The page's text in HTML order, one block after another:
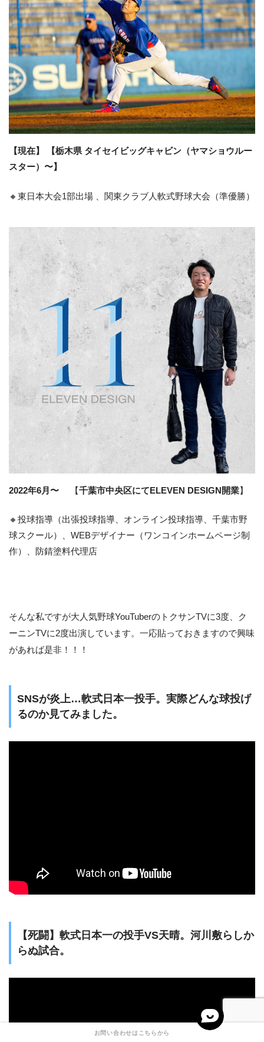
【現在】 【栃木県 タイセイビッグキャビン（ヤマショウルー
スター）〜】
🔸東日本大会1部出場 、関東クラブ人軟式野球大会（準優勝）
2022年6月〜 【千葉市中央区にてELEVEN DESIGN開業】
🔸投球指導（出張投球指導、オンライン投球指導、千葉市野
球スクール）、WEBデザイナー（ワンコインホームページ制
作）、防錆塗料代理店
そんな私ですが大人気野球YouTuberのトクサンTVに3度、ク
ーニンTVに2度出演しています。一応貼っておきますので興味
があれば是非！！！
SNSが炎上…軟式日本一投手。実際どんな球投げ
るのか見てみました。
【死闘】軟式日本一の投手VS天晴。河川敷らしか
らぬ試合。
お問い合わせはこちらから